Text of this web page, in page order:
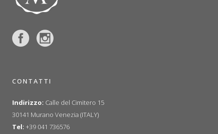
CONTATTI
Indirizzo: Calle del Cimitero 15
30141 Murano Venezia (ITALY)
Tel: +39 041 736576